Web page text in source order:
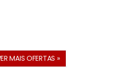
MAIS OFERTAS »